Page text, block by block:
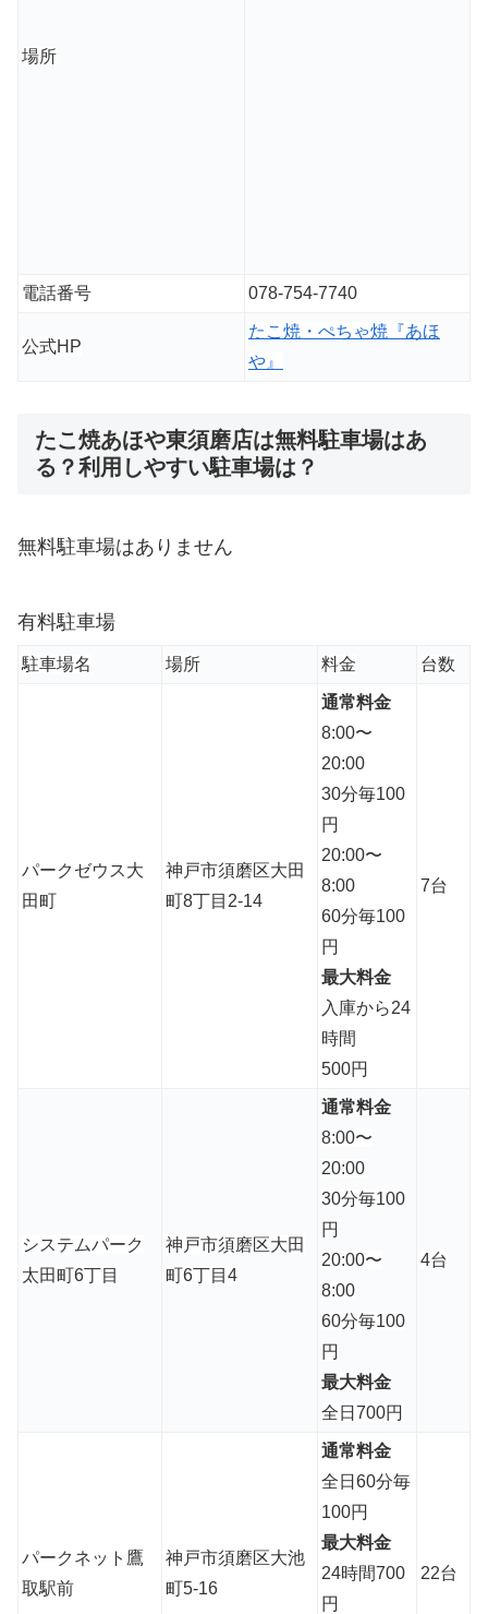
場所
電話番号 078-754-7740
公式HP
たこ焼・ぺちゃ焼『あほ
や』
たこ焼あほや東須磨店は無料駐車場はあ
る？利用しやすい駐車場は？
無料駐車場はありません
有料駐車場
駐車場名 場所 料金 台数
パークゼウス大
田町
神戸市須磨区大田
町8丁目2-14
通常料金
8:00〜
20:00
30分毎100
円
20:00〜
8:00
60分毎100
円
最大料金
入庫から24
時間
500円
7台
システムパーク
太田町6丁目
神戸市須磨区大田
町6丁目4
通常料金
8:00〜
20:00
30分毎100
円
20:00〜
8:00
60分毎100
円
最大料金
全日700円
4台
パークネット鷹
取駅前
神戸市須磨区大池
町5-16
通常料金
全日60分毎
100円
最大料金
24時間700
円
22台